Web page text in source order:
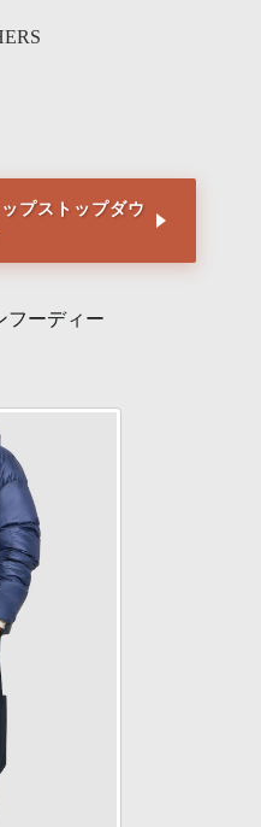
プストップダウ
フーディー